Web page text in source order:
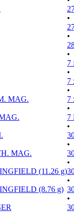
MAG.
MAG.
(11.26 g)
(8.76 g)
•
•
•
7
•
7
•
7
•
7
•
•
•
•
•